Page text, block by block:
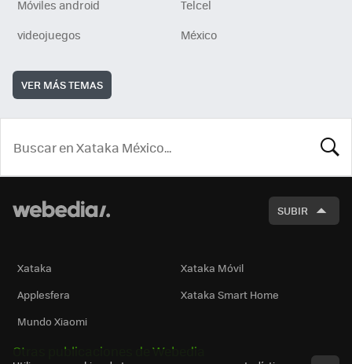
Móviles android
Telcel
videojuegos
México
VER MÁS TEMAS
SUBIR
Xataka
Xataka Móvil
Applesfera
Xataka Smart Home
Mundo Xiaomi
Otras publicaciones de Webedia